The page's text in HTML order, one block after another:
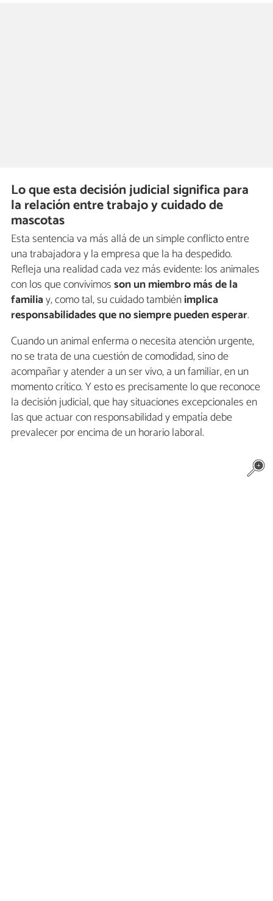
Lo que esta decisión judicial significa para
la relación entre trabajo y cuidado de
mascotas
Esta sentencia va más allá de un simple conflicto entre
una trabajadora y la empresa que la ha despedido.
Refleja una realidad cada vez más evidente: los animales
con los que convivimosson un miembro más de la
familiay, como tal, su cuidado tambiénimplica
responsabilidades que no siempre pueden esperar.
Cuando un animal enferma o necesita atención urgente,
no se trata de una cuestión de comodidad, sino de
acompañar y atender a un ser vivo, a un familiar, en un
momento crítico. Y esto es precisamente lo que reconoce
la decisión judicial, que hay situaciones excepcionales en
las que actuar con responsabilidad y empatía debe
prevalecer por encima de un horario laboral.